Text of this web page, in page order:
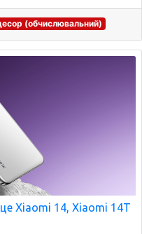
(обчислювальний)
Xiaomi 14, Xiaomi 14T